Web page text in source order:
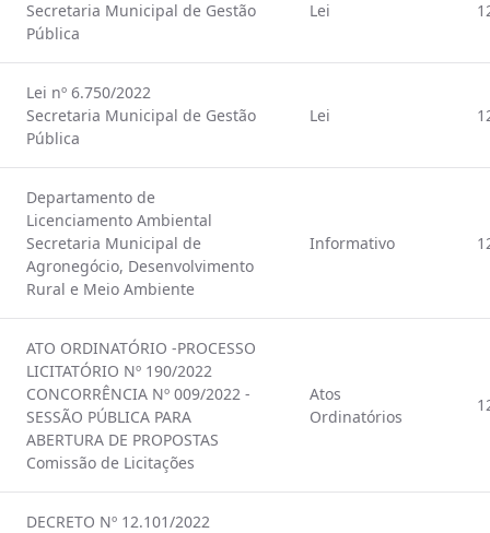
Secretaria Municipal de Gestão
Pública
Lei
Lei nº 6.750/2022
Secretaria Municipal de Gestão
Pública
Lei
Departamento de
Licenciamento Ambiental
Secretaria Municipal de
Agronegócio, Desenvolvimento
Rural e Meio Ambiente
Informativo
ATO ORDINATÓRIO -PROCESSO
LICITATÓRIO Nº 190/2022
CONCORRÊNCIA Nº 009/2022 -
SESSÃO PÚBLICA PARA
ABERTURA DE PROPOSTAS
Comissão de Licitações
Atos
Ordinatórios
DECRETO Nº 12.101/2022